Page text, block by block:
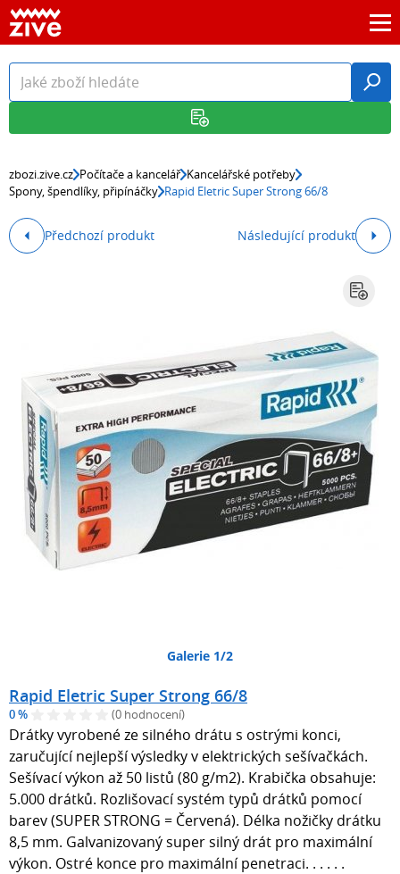
zbozi.zive.cz Počítače a kancelář Kancelářské potřeby
Spony, špendlíky, připínáčky Rapid Eletric Super Strong 66/8
Předchozí produkt Následující produkt
Galerie 1/2
Rapid Eletric Super Strong 66/8
0 % (0 hodnocení)
Drátky vyrobené ze silného drátu s ostrými konci,
zaručující nejlepší výsledky v elektrických sešívačkách.
Sešívací výkon až 50 listů (80 g/m2). Krabička obsahuje:
5.000 drátků. Rozlišovací systém typů drátků pomocí
barev (SUPER STRONG = Červená). Délka nožičky drátku
8,5 mm. Galvanizovaný super silný drát pro maximální
výkon. Ostré konce pro maximální penetraci. . . . . .